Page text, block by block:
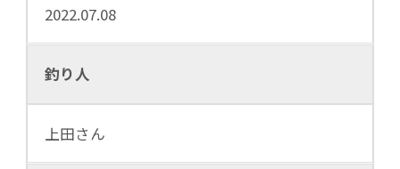
2022.07.08
釣り人
上田さん